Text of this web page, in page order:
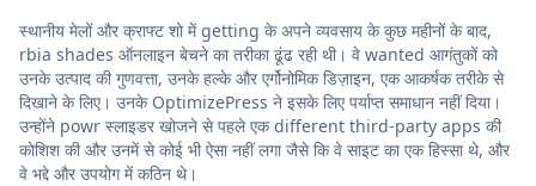
स्थानीय मेलों और क्राफ्ट शो में getting के अपने व्यवसाय के कुछ महीनों के बाद,
rbia shades ऑनलाइन बेचने का तरीका ढूंढ रही थी। वे wanted आगंतुकों को
उनके उत्पाद की गुणवत्ता, उनके हल्के और एर्गोनोमिक डिज़ाइन, एक आकर्षक तरीके से
दिखाने के लिए। उनके OptimizePress ने इसके लिए पर्याप्त समाधान नहीं दिया।
उन्होंने powr स्लाइडर खोजने से पहले एक different third-party apps की
कोशिश की और उनमें से कोई भी ऐसा नहीं लगा जैसे कि वे साइट का एक हिस्सा थे, और
वे भद्दे और उपयोग में कठिन थे।